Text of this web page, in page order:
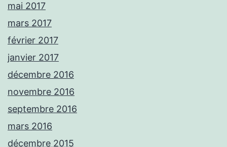
mai 2017
mars 2017
février 2017
janvier 2017
décembre 2016
novembre 2016
septembre 2016
mars 2016
décembre 2015